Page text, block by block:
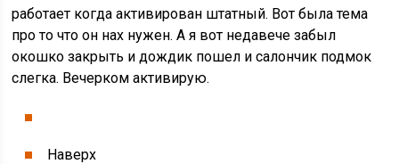
работает когда активирован штатный. Вот была тема
про то что он нах нужен. А я вот недавече забыл
окошко закрыть и дождик пошел и салончик подмок
слегка. Вечерком активирую.
Наверх